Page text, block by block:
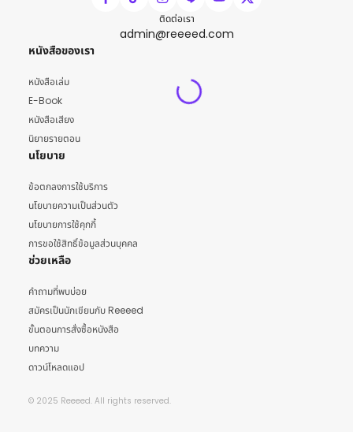
ติดต่อเรา
admin@reeeed.com
หนังสือของเรา
หนังสือเล่ม
E-Book
หนังสือเสียง
นิยายรายตอน
นโยบาย
ข้อตกลงการใช้บริการ
นโยบายความเป็นส่วนตัว
นโยบายการใช้คุกกี้
การขอใช้สิทธิ์ข้อมูลส่วนบุคคล
ช่วยเหลือ
คำถามที่พบบ่อย
สมัครเป็นนักเขียนกับ Reeeed
ขั้นตอนการสั่งซื้อหนังสือ
บทความ
ดาวน์โหลดแอป
© 2025 Reeeed. All rights reserved.